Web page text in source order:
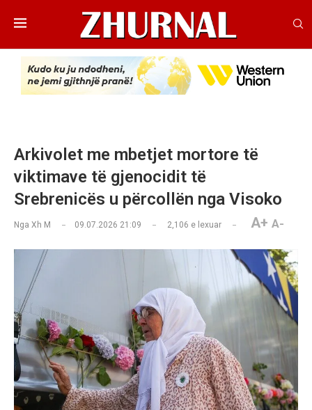
Arkivolet me mbetjet mortore të
viktimave të gjenocidit të
Srebrenicës u përcollën nga Visoko
Nga Xh M 09.07.2026 21:09 2,106 e lexuar A+ A-